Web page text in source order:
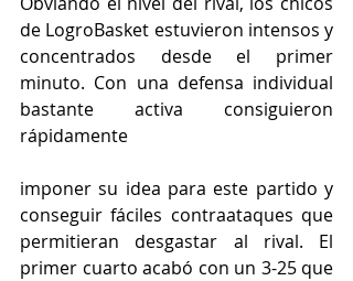
de LogroBasket estuvieron intensos y
concentrados desde el primer
minuto. Con una defensa individual
bastante activa consiguieron
rápidamente
imponer su idea para este partido y
conseguir fáciles contraataques que
permitieran desgastar al rival. El
primer cuarto acabó con un 3-25 que